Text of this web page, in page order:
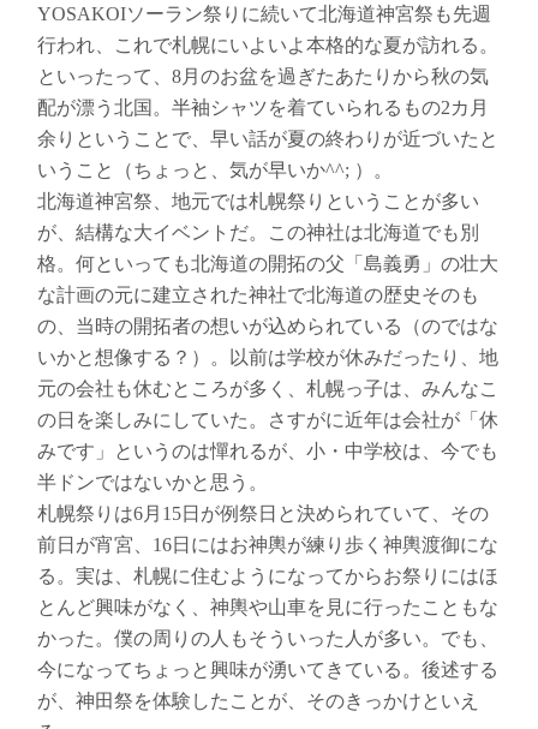
YOSAKOIソーラン祭りに続いて北海道神宮祭も先週
行われ、これで札幌にいよいよ本格的な夏が訪れる。
といったって、8月のお盆を過ぎたあたりから秋の気
配が漂う北国。半袖シャツを着ていられるもの2カ月
余りということで、早い話が夏の終わりが近づいたと
いうこと（ちょっと、気が早いか^^; ）。
北海道神宮祭、地元では札幌祭りということが多い
が、結構な大イベントだ。この神社は北海道でも別
格。何といっても北海道の開拓の父「島義勇」の壮大
な計画の元に建立された神社で北海道の歴史そのも
の、当時の開拓者の想いが込められている（のではな
いかと想像する？）。以前は学校が休みだったり、地
元の会社も休むところが多く、札幌っ子は、みんなこ
の日を楽しみにしていた。さすがに近年は会社が「休
みです」というのは憚れるが、小・中学校は、今でも
半ドンではないかと思う。
札幌祭りは6月15日が例祭日と決められていて、その
前日が宵宮、16日にはお神輿が練り歩く神輿渡御にな
る。実は、札幌に住むようになってからお祭りにはほ
とんど興味がなく、神輿や山車を見に行ったこともな
かった。僕の周りの人もそういった人が多い。でも、
今になってちょっと興味が湧いてきている。後述する
が、神田祭を体験したことが、そのきっかけといえ